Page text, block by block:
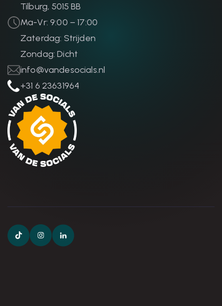
Tilburg, 5015 BB
Ma-Vr: 9:00 – 17:00
Zaterdag: Strijden
Zondag: Dicht
info@vandesocials.nl
+31 6 23631964